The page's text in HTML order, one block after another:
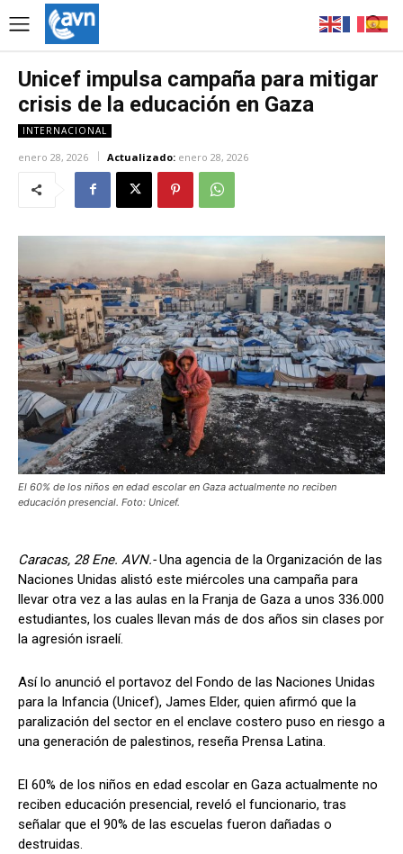
Unicef impulsa campaña para mitigar
crisis de la educación en Gaza
INTERNACIONAL
enero 28, 2026 Actualizado: enero 28, 2026
El 60% de los niños en edad escolar en Gaza actualmente no reciben
educación presencial. Foto: Unicef.
Caracas, 28 Ene. AVN.-Una agencia de la Organización de las
Naciones Unidas alistó este miércoles una campaña para
llevar otra vez a las aulas en la Franja de Gaza a unos 336.000
estudiantes, los cuales llevan más de dos años sin clases por
la agresión israelí.
Así lo anunció el portavoz del Fondo de las Naciones Unidas
para la Infancia (Unicef), James Elder, quien afirmó que la
paralización del sector en el enclave costero puso en riesgo a
una generación de palestinos, reseña Prensa Latina.
El 60% de los niños en edad escolar en Gaza actualmente no
reciben educación presencial, reveló el funcionario, tras
señalar que el 90% de las escuelas fueron dañadas o
destruidas.